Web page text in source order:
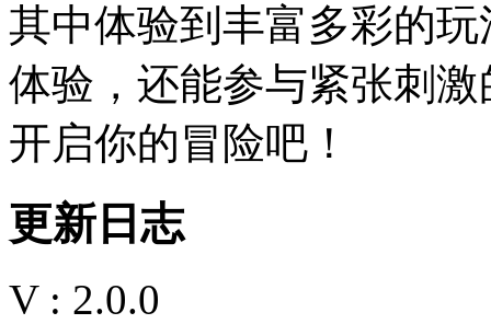
其中体验到丰富多彩的
体验，还能参与紧张刺
开启你的冒险吧！
更新日志
V : 2.0.0